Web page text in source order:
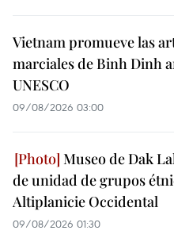
Vietnam promueve las
marciales de Binh Dinh
UNESCO
09/08/2026 03:00
Museo de Dak
de unidad de grupos
Altiplanicie Occidental
09/08/2026 01:30